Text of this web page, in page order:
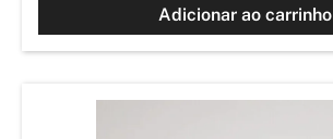
Adicionar ao carrinho